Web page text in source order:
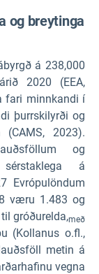
og breytinga
á 238,000
2020 (EEA,
fari minnkandi í
þurrskilyrði og
2023).
og
á
Evrópulöndum
væru 1.483 og
gróðurelda,með
(Kollanus o.fl.,
metin á
vegna